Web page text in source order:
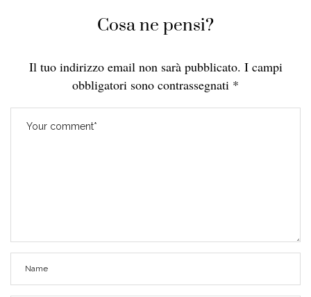
Cosa ne pensi?
Il tuo indirizzo email non sarà pubblicato. I campi
obbligatori sono contrassegnati *